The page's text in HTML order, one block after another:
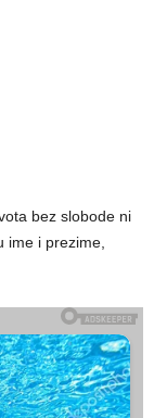
bez slobode ni
ime i prezime,